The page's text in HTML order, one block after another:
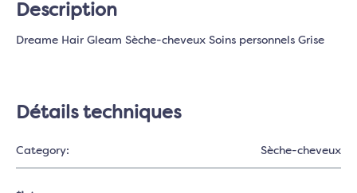
Description
Dreame Hair Gleam Sèche-cheveux Soins personnels Grise
Détails techniques
Category: Sèche-cheveux